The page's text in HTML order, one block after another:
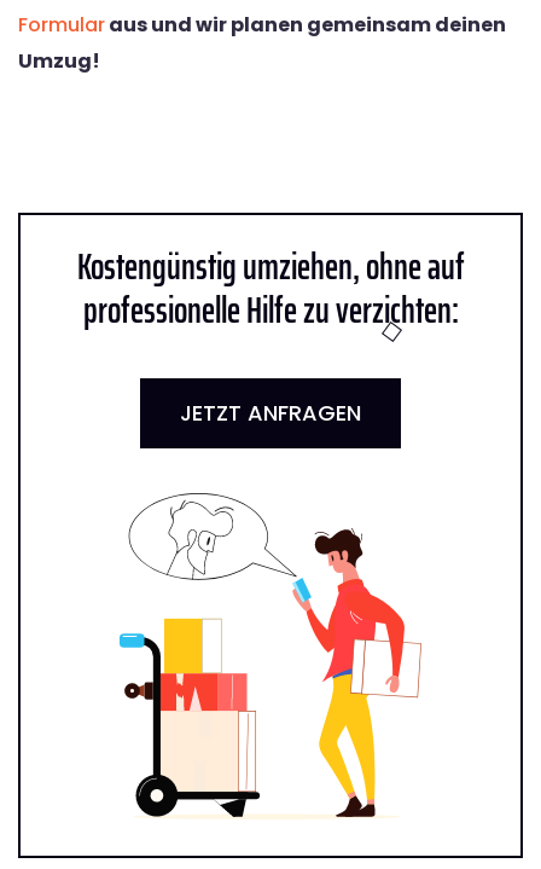
Formularaus und wir planen gemeinsam deinen
Umzug!
Kostengünstig umziehen, ohne auf
professionelle Hilfe zu verzichten:
JETZT ANFRAGEN